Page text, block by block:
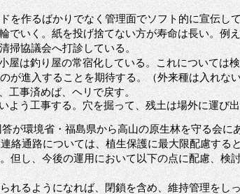
を作るばかりでなく管理面でソフト的に宣伝し
でいく。紙を投げ捨てない方が寿命は長い。例
掃協議会へ打診している。
屋は釣り屋の常宿化している。これについては
が進入することを期待する。（外来種は入れない
工事済めば、ヘリで戻す。
よう工事する。穴を掘って、残土は場外に運び
が環境省・福島県から高山の原生林を守る会に
絡通路については、植生保護に最大限配慮する
但し、今後の運用において以下の点に配慮、検
れるようになれば、閉鎖を含め、維持管理をし